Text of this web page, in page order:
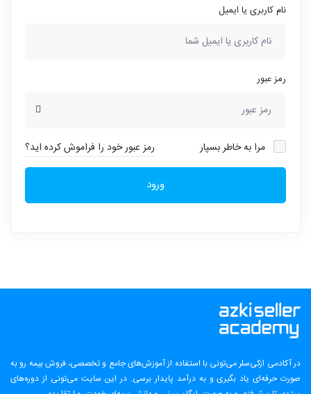
نام کاربری یا ایمیل
رمز عبور
مرا به خاطر بسپار رمز عبور خود را فراموش کرده اید؟
ورود
در آکادمی ازکی‌سلر می‌تونی با استفاده از آموزش‌های جامع و تخصصی، فروش بیمه رو به
صورت حرفه‌ای یاد بگیری و به درآمد پایدار برسی. در این سایت می‌تونی از دوره‌های